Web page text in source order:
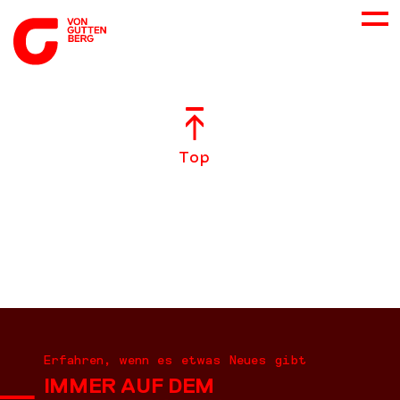
Top
Erfahren, wenn es etwas Neues gibt
IMMER AUF DEM